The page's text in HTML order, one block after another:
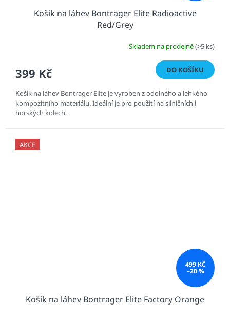
Košík na láhev Bontrager Elite Radioactive
Red/Grey
Skladem na prodejně(>5 ks)
399 Kč DO KOŠÍKU
Košík na láhev Bontrager Elite je vyroben z odolného a lehkého
kompozitního materiálu. Ideální je pro použití na silničních i
horských kolech.
AKCE
499 KČ
–20 %
Košík na láhev Bontrager Elite Factory Orange